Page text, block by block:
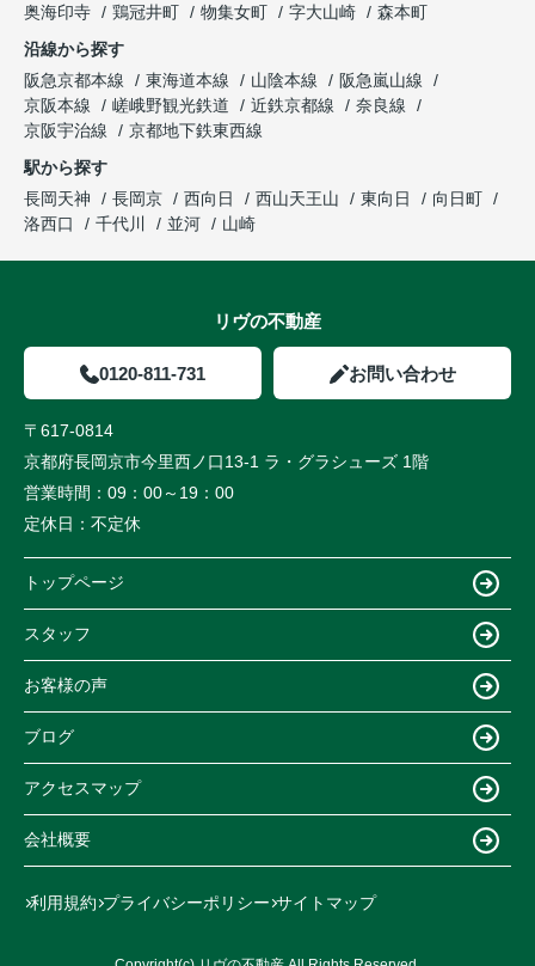
奥海印寺
鶏冠井町 物集女町 字大山崎
森本町
沿線から探す
阪急京都本線
東海道本線 山陰本線
阪急嵐山線
京阪本線
嵯峨野観光鉄道 近鉄京都線
奈良線
京阪宇治線
京都地下鉄東西線
駅から探す
長岡天神
長岡京 西向日 西山天王山 東向日
向日町
洛西口
千代川 並河 山崎
リヴの不動産
0120-811-731 お問い合わせ
〒617-0814
京都府長岡京市今里西ノ口13-1 ラ・グラシューズ 1階
営業時間： 09：00～19：00
定休日： 不定休
トップページ
スタッフ
お客様の声
ブログ
アクセスマップ
会社概要
利用規約 プライバシーポリシー サイトマップ